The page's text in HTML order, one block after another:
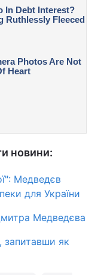
новини:
Медведєв
для України
Медведєва
як